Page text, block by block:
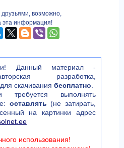
друзьями, возможно,
эта информация!
Данный материал -
разработка,
скачивания бесплатно
требуется выполнять
оставлять (не затирать,
на картинки адрес
использования!